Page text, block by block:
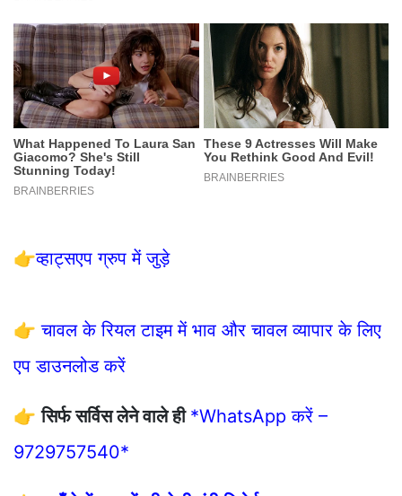
👉व्हाट्सएप ग्रुप में जुड़े
👉चावल के रियल टाइम में भाव और चावल व्यापार के लिए
एप डाउनलोड करें
👉सिर्फ सर्विस लेने वाले ही *WhatsApp करें –
9729757540*